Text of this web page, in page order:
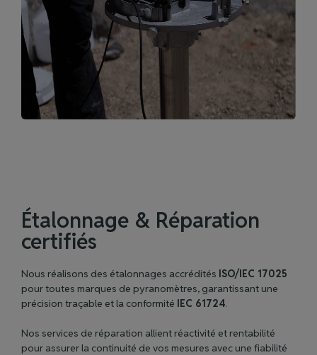
Étalonnage & Réparation
certifiés
Nous réalisons des étalonnages accrédités ISO/IEC 17025
pour toutes marques de pyranomètres, garantissant une
précision traçable et la conformité IEC 61724.
Nos services de réparation allient réactivité et rentabilité
pour assurer la continuité de vos mesures avec une fiabilité